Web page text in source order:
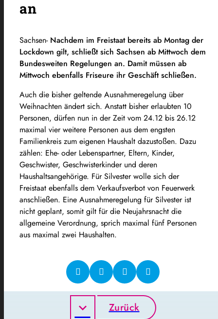
an
Sachsen- Nachdem im Freistaat bereits ab Montag der
Lockdown gilt, schließt sich Sachsen ab Mittwoch dem
Bundesweiten Regelungen an. Damit müssen ab
Mittwoch ebenfalls Friseure ihr Geschäft schließen.
Auch die bisher geltende Ausnahmeregelung über
Weihnachten ändert sich. Anstatt bisher erlaubten 10
Personen, dürfen nun in der Zeit vom 24.12 bis 26.12
maximal vier weitere Personen aus dem engsten
Familienkreis zum eigenen Haushalt dazustoßen. Dazu
zählen: Ehe- oder Lebenspartner, Eltern, Kinder,
Geschwister, Geschwisterkinder und deren
Haushaltsangehörige. Für Silvester wolle sich der
Freistaat ebenfalls dem Verkaufsverbot von Feuerwerk
anschließen. Eine Ausnahmeregelung für Silvester ist
nicht geplant, somit gilt für die Neujahrsnacht die
allgemeine Verordnung, sprich maximal fünf Personen
aus maximal zwei Haushalten.
Zurück